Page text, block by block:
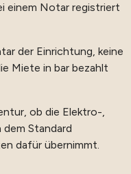
einem Notar registriert
der Einrichtung, keine
Miete in bar bezahlt
ob die Elektro-,
Standard
dafür übernimmt.